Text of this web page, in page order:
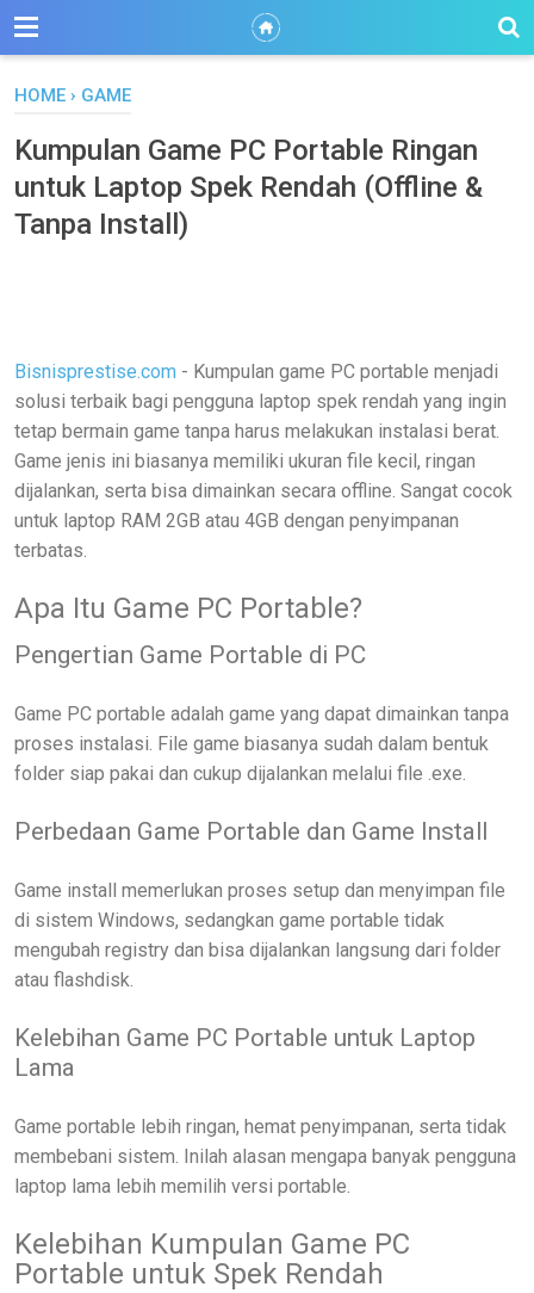
HOME › GAME
Kumpulan Game PC Portable Ringan
untuk Laptop Spek Rendah (Offline &
Tanpa Install)
Bisnisprestise.com - Kumpulan game PC portable menjadi
solusi terbaik bagi pengguna laptop spek rendah yang ingin
tetap bermain game tanpa harus melakukan instalasi berat.
Game jenis ini biasanya memiliki ukuran file kecil, ringan
dijalankan, serta bisa dimainkan secara offline. Sangat cocok
untuk laptop RAM 2GB atau 4GB dengan penyimpanan
terbatas.
Apa Itu Game PC Portable?
Pengertian Game Portable di PC
Game PC portable adalah game yang dapat dimainkan tanpa
proses instalasi. File game biasanya sudah dalam bentuk
folder siap pakai dan cukup dijalankan melalui file .exe.
Perbedaan Game Portable dan Game Install
Game install memerlukan proses setup dan menyimpan file
di sistem Windows, sedangkan game portable tidak
mengubah registry dan bisa dijalankan langsung dari folder
atau flashdisk.
Kelebihan Game PC Portable untuk Laptop
Lama
Game portable lebih ringan, hemat penyimpanan, serta tidak
membebani sistem. Inilah alasan mengapa banyak pengguna
laptop lama lebih memilih versi portable.
Kelebihan Kumpulan Game PC
Portable untuk Spek Rendah